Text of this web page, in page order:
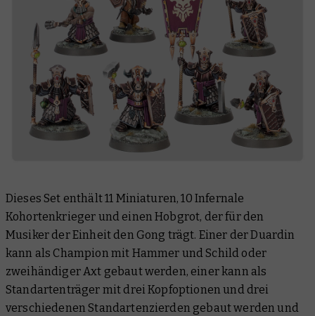
Dieses Set enthält 11 Miniaturen, 10 Infernale
Kohortenkrieger und einen Hobgrot, der für den
Musiker der Einheit den Gong trägt. Einer der Duardin
kann als Champion mit Hammer und Schild oder
zweihändiger Axt gebaut werden, einer kann als
Standartenträger mit drei Kopfoptionen und drei
verschiedenen Standartenzierden gebaut werden und